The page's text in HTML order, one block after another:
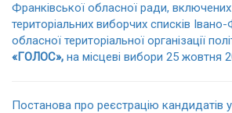
Франківської обласної ради,
територіальних виборчих списків
обласної територіальної організації
«ГОЛОС», на місцеві вибори 25 жовтня
Постанова про реєстрацію кандидатів